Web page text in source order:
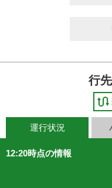
行
運行状況
12:20時点の情報